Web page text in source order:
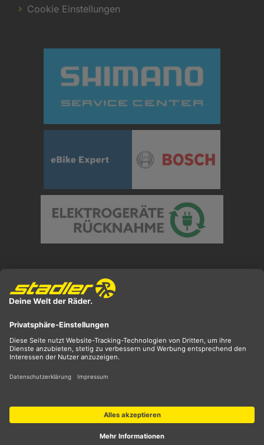
Cookie Einstellungen
** ehemaliger UVP
*** Preis entspricht unserem Markteinführungspreis